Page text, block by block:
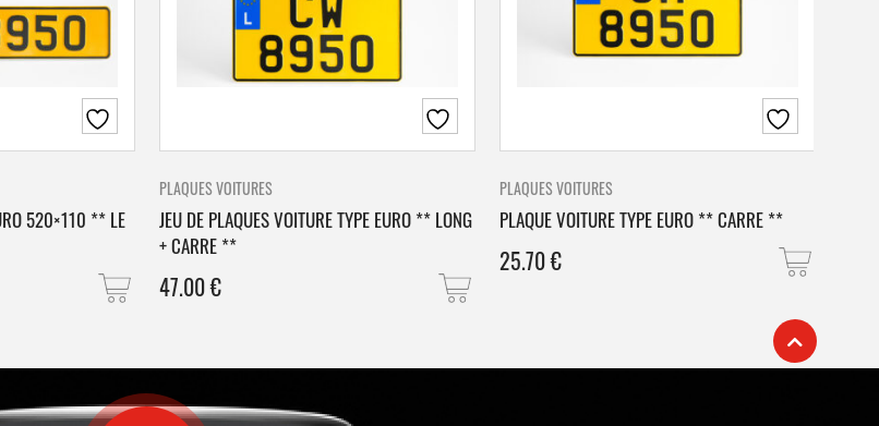
520×110 ** LE
PLAQUES VOITURES
JEU DE PLAQUES VOITURE TYPE EURO ** LONG
+ CARRE **
47.00€
PLAQUES VOITURES
PLAQUE VOITURE TYPE EURO ** CARRE **
25.70€